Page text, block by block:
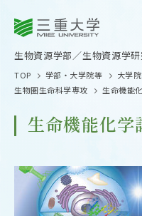
生物資源学部 生物資源学
受験生
卒業生の
TOP 学部・大学院等
大学
生物圏生命科学専攻
生命機能
生命機能化学